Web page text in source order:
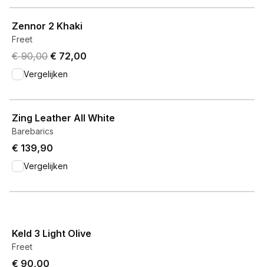
Zennor 2 Khaki
Freet
Original price was € 90,00.
€ 90,00 Current price is € 72,00.
€ 72,00
Vergelijken
Zing Leather All White
Barebarics
€ 139,90
Vergelijken
Keld 3 Light Olive
Freet
€ 90,00